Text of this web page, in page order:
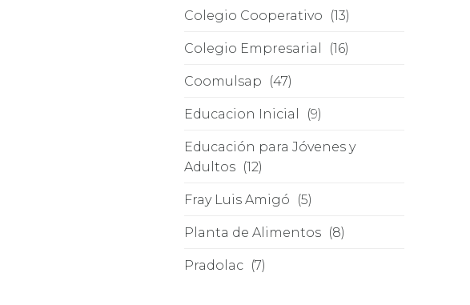
Colegio Cooperativo (13)
Colegio Empresarial (16)
Coomulsap (47)
Educacion Inicial (9)
Educación para Jóvenes y
Adultos (12)
Fray Luis Amigó (5)
Planta de Alimentos (8)
Pradolac (7)